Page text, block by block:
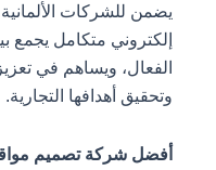
يضمن للشركات
إلكتروني متكامل يجمع
الفعال، ويساهم في
وتحقيق أهدافها التجارية.
أفضل شركة تصميم مواقع